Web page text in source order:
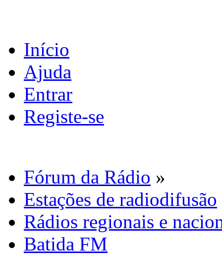
Início
Ajuda
Entrar
Registe-se
Fórum da Rádio »
Estações de radiodifusão
Rádios regionais e
Batida FM